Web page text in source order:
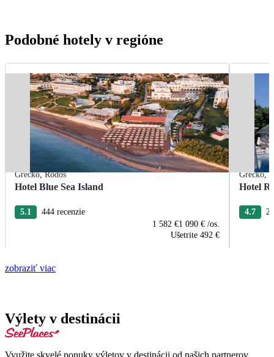
Podobné hotely v regióne
Grécko,Rodos
Hotel Blue Sea Island
5.1
444 recenzie
1 582 €1 090 € /os.
Ušetrite 492 €
Grécko,
Hotel
4.7
zobraziť viac
Výlety v destinácii